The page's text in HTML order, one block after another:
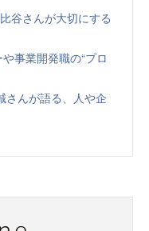
谷さんが大切にする
事業開発職の“プロ
さんが語る、人や企